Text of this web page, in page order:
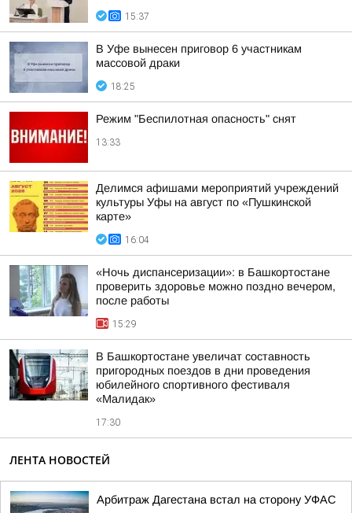
15:37
В Уфе вынесен приговор 6 участникам
массовой драки
18:25
Режим "Беспилотная опасность" снят
13:33
Делимся афишами мероприятий учреждений
культуры Уфы на август по «Пушкинской
карте»
16:04
«Ночь диспансеризации»: в Башкортостане
проверить здоровье можно поздно вечером,
после работы
15:29
В Башкортостане увеличат составность
пригородных поездов в дни проведения
юбилейного спортивного фестиваля
«Малидак»
17:30
ЛЕНТА НОВОСТЕЙ
Арбитраж Дагестана встал на сторону УФАС